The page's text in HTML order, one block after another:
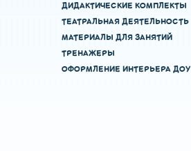
ДИДАКТИЧЕСКИЕ КОМПЛЕКТЫ
ТЕАТРАЛЬНАЯ ДЕЯТЕЛЬНОСТЬ
МАТЕРИАЛЫ ДЛЯ ЗАНЯТИЙ
ТРЕНАЖЕРЫ
ОФОРМЛЕНИЕ ИНТЕРЬЕРА ДОУ